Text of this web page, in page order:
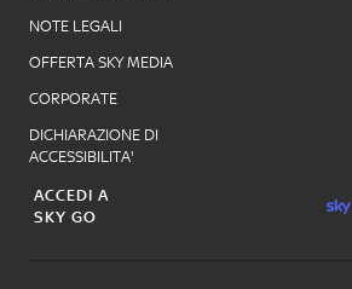
NOTE LEGALI
OFFERTA SKY MEDIA
CORPORATE
DICHIARAZIONE DI
ACCESSIBILITA'
ACCEDI A
SKY GO